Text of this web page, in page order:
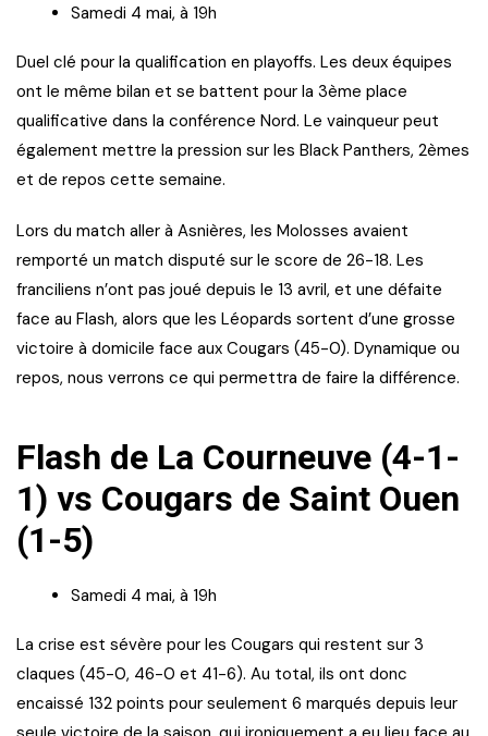
Samedi 4 mai, à 19h
Duel clé pour la qualification en playoffs. Les deux équipes
ont le même bilan et se battent pour la 3ème place
qualificative dans la conférence Nord. Le vainqueur peut
également mettre la pression sur les Black Panthers, 2èmes
et de repos cette semaine.
Lors du match aller à Asnières, les Molosses avaient
remporté un match disputé sur le score de 26-18. Les
franciliens n’ont pas joué depuis le 13 avril, et une défaite
face au Flash, alors que les Léopards sortent d’une grosse
victoire à domicile face aux Cougars (45-0). Dynamique ou
repos, nous verrons ce qui permettra de faire la différence.
Flash de La Courneuve (4-1-
1) vs Cougars de Saint Ouen
(1-5)
Samedi 4 mai, à 19h
La crise est sévère pour les Cougars qui restent sur 3
claques (45-0, 46-0 et 41-6). Au total, ils ont donc
encaissé 132 points pour seulement 6 marqués depuis leur